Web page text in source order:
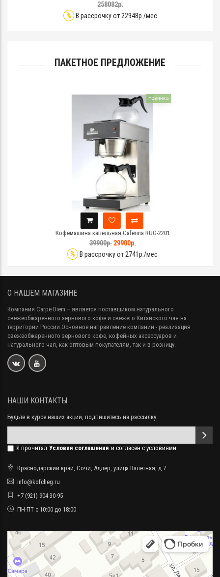
258082р.
% В рассрочку от 22948р./мес
ПАКЕТНОЕ ПРЕДЛОЖЕНИЕ
Новинка
Кофемашина капельная Caferina RUG-2201
39900р.29900р.
% В рассрочку от 2741р./мес
О НАШЕМ МАГАЗИНЕ
Компания Carpe Diem – является поставщиком натурального
свежеобжаренного зернового кофе и свежего Китайского чая на
территории России.Основное направление компании - реализация
свежеобжаренного зернового кофе, кофейных аксессуаров и
натурального чая, как оптовым покупателям, так и в розницу.
НАШИ КОНТАКТЫ
Будьте в курсе наших акций, подпишитесь на рассылку:
Я прочитал Условия соглашения и согласен с условиями
Краснодарский край, Сочи, Адлер, улица Взлетная, д.7
info@kofcheg.ru
+7 (921) 904-30-95
ПН-ПТ с 10:00 до 18:00